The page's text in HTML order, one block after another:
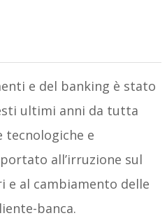
e del banking è stato
ultimi anni da tutta
tecnologiche e
all’irruzione sul
e al cambiamento delle
banca.